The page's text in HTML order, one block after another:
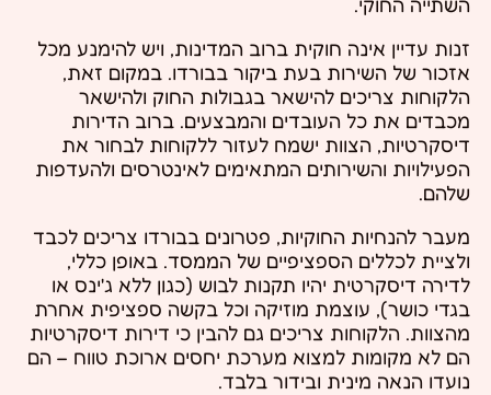
השתייה החוקי.
זנות עדיין אינה חוקית ברוב המדינות, ויש להימנע מכל
אזכור של השירות בעת ביקור בבורדו. במקום זאת,
הלקוחות צריכים להישאר בגבולות החוק ולהישאר
מכבדים את כל העובדים והמבצעים. ברוב הדירות
דיסקרטיות, הצוות ישמח לעזור ללקוחות לבחור את
הפעילויות והשירותים המתאימים לאינטרסים ולהעדפות
שלהם.
מעבר להנחיות החוקיות, פטרונים בבורדו צריכים לכבד
ולציית לכללים הספציפיים של הממסד. באופן כללי,
לדירה דיסקרטית יהיו תקנות לבוש (כגון ללא ג'ינס או
בגדי כושר), עוצמת מוזיקה וכל בקשה ספציפית אחרת
מהצוות. הלקוחות צריכים גם להבין כי דירות דיסקרטיות
הם לא מקומות למצוא מערכת יחסים ארוכת טווח – הם
נועדו הנאה מינית ובידור בלבד.